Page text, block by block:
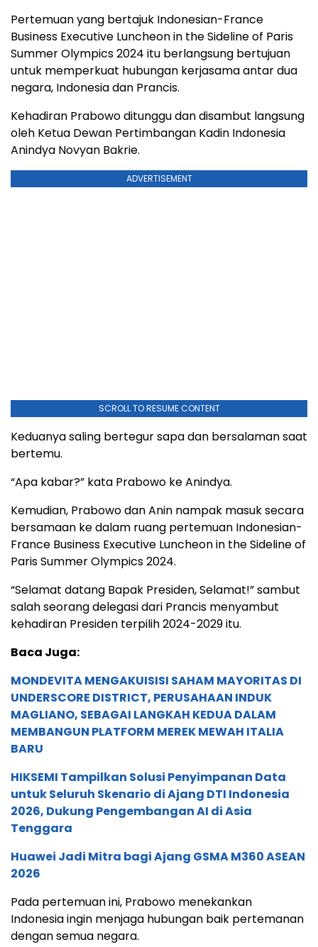
Pertemuan yang bertajuk Indonesian-France
Business Executive Luncheon in the Sideline of Paris
Summer Olympics 2024 itu berlangsung bertujuan
untuk memperkuat hubungan kerjasama antar dua
negara, Indonesia dan Prancis.
Kehadiran Prabowo ditunggu dan disambut langsung
oleh Ketua Dewan Pertimbangan Kadin Indonesia
Anindya Novyan Bakrie.
ADVERTISEMENT
SCROLL TO RESUME CONTENT
Keduanya saling bertegur sapa dan bersalaman saat
bertemu.
“Apa kabar?” kata Prabowo ke Anindya.
Kemudian, Prabowo dan Anin nampak masuk secara
bersamaan ke dalam ruang pertemuan Indonesian-
France Business Executive Luncheon in the Sideline of
Paris Summer Olympics 2024.
“Selamat datang Bapak Presiden, Selamat!” sambut
salah seorang delegasi dari Prancis menyambut
kehadiran Presiden terpilih 2024-2029 itu.
Baca Juga:
MONDEVITA MENGAKUISISI SAHAM MAYORITAS DI
UNDERSCORE DISTRICT, PERUSAHAAN INDUK
MAGLIANO, SEBAGAI LANGKAH KEDUA DALAM
MEMBANGUN PLATFORM MEREK MEWAH ITALIA
BARU
HIKSEMI Tampilkan Solusi Penyimpanan Data
untuk Seluruh Skenario di Ajang DTI Indonesia
2026, Dukung Pengembangan AI di Asia
Tenggara
Huawei Jadi Mitra bagi Ajang GSMA M360 ASEAN
2026
Pada pertemuan ini, Prabowo menekankan
Indonesia ingin menjaga hubungan baik pertemanan
dengan semua negara.